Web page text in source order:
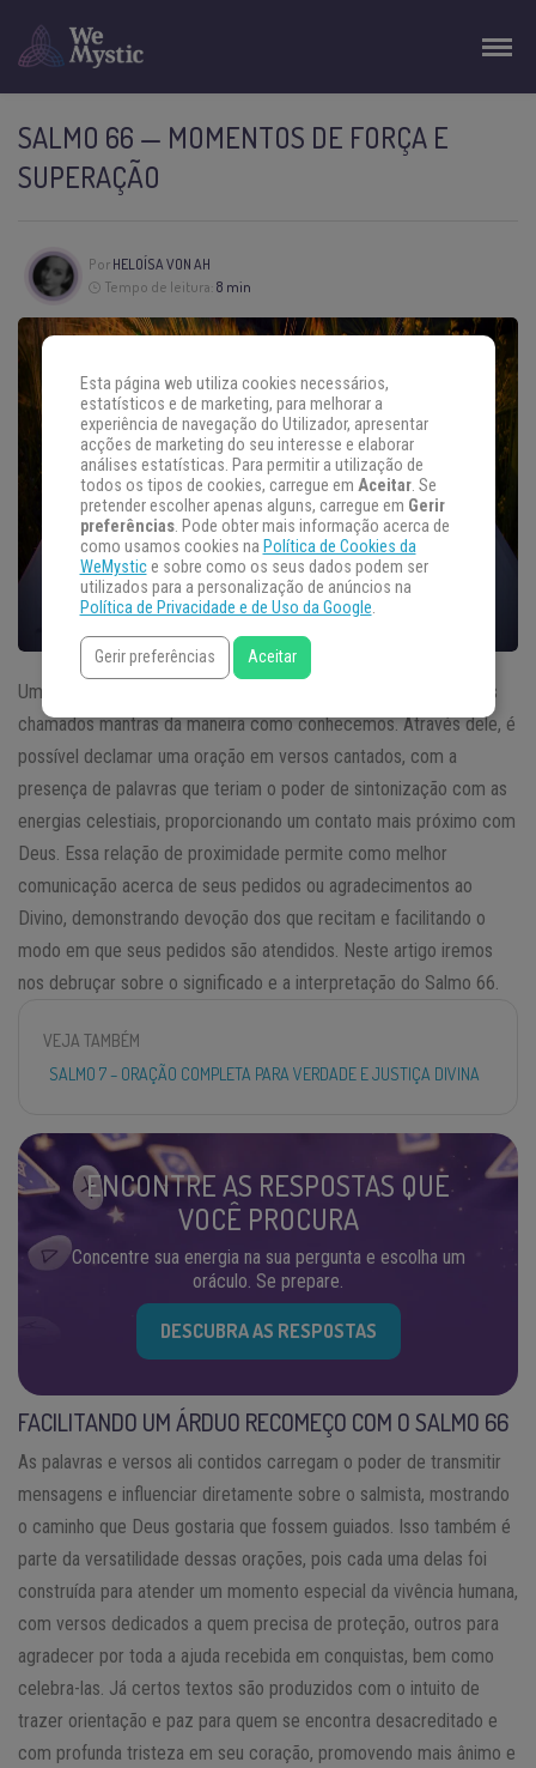
SALMO 66 — MOMENTOS DE FORÇA E
SUPERAÇÃO
Por HELOÍSA VON AH
Tempo de leitura: 8 min
Um Salmo tem funções e características muito próximas às dos
chamados mantras da maneira como conhecemos. Através dele, é
possível declamar uma oração em versos cantados, com a
presença de palavras que teriam o poder de sintonização com as
energias celestiais, proporcionando um contato mais próximo com
Deus. Essa relação de proximidade permite como melhor
comunicação acerca de seus pedidos ou agradecimentos ao
Divino, demonstrando devoção dos que recitam e facilitando o
modo em que seus pedidos são atendidos. Neste artigo iremos
nos debruçar sobre o significado e a interpretação do Salmo 66.
VEJA TAMBÉM
SALMO 7 – ORAÇÃO COMPLETA PARA VERDADE E JUSTIÇA DIVINA
ENCONTRE AS RESPOSTAS QUE
VOCÊ PROCURA
Concentre sua energia na sua pergunta e escolha um
oráculo. Se prepare.
DESCUBRA AS RESPOSTAS
FACILITANDO UM ÁRDUO RECOMEÇO COM O SALMO 66
As palavras e versos ali contidos carregam o poder de transmitir
mensagens e influenciar diretamente sobre o salmista, mostrando
o caminho que Deus gostaria que fossem guiados. Isso também é
parte da versatilidade dessas orações, pois cada uma delas foi
construída para atender um momento especial da vivência humana,
com versos dedicados a quem precisa de proteção, outros para
agradecer por toda a ajuda recebida em conquistas, bem como
celebra-las. Já certos textos são produzidos com o intuito de
trazer orientação e paz para quem se encontra desacreditado e
com profunda tristeza em seu coração, promovendo mais ânimo e
Esta página web utiliza cookies necessários,
estatísticos e de marketing, para melhorar a
experiência de navegação do Utilizador, apresentar
acções de marketing do seu interesse e elaborar
análises estatísticas. Para permitir a utilização de
todos os tipos de cookies, carregue em Aceitar. Se
pretender escolher apenas alguns, carregue em Gerir
preferências. Pode obter mais informação acerca de
como usamos cookies na Política de Cookies da
WeMystice sobre como os seus dados podem ser
utilizados para a personalização de anúncios na
Política de Privacidade e de Uso da Google.
Gerir preferências Aceitar